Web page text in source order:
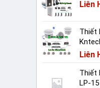
Liên
Thiết
Liên
Thiết
LP-15